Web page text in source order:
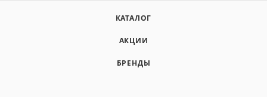
КАТАЛОГ
АКЦИИ
БРЕНДЫ